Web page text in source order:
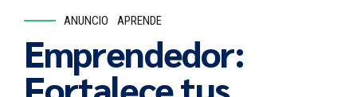
ANUNCIO APRENDE
Emprendedor: